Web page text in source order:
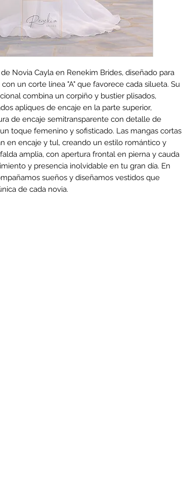
Novia Cayla en Renekim Brides, diseñado para
un corte línea "A" que favorece cada silueta. Su
combina un corpiño y bustier plisados,
apliques de encaje en la parte superior,
de encaje semitransparente con detalle de
toque femenino y sofisticado. Las mangas cortas
en encaje y tul, creando un estilo romántico y
amplia, con apertura frontal en pierna y cauda
y presencia inolvidable en tu gran día. En
sueños y diseñamos vestidos que
de cada novia.